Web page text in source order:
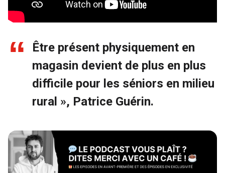
Être présent physiquement en
magasin devient de plus en plus
difficile pour les séniors en milieu
rural », Patrice Guérin.